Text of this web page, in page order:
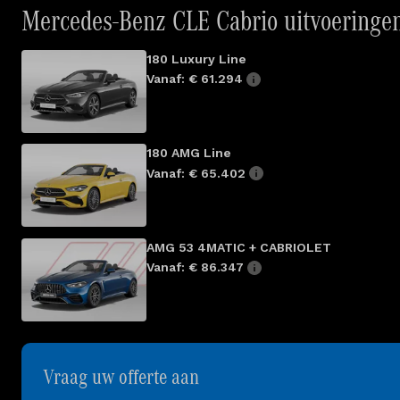
Mercedes-Benz CLE Cabrio
180 Luxury Line
Vanaf: € 61.294
180 AMG Line
Vanaf: € 65.402
AMG 53 4MATIC + CABRIOLET
Vanaf: € 86.347
Vraag uw offerte aan